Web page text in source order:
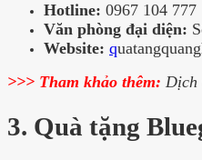
Hotline: 0967 104 777
Văn phòng đại diện:
Website: q
>>> Tham khảo thêm: Dịch
3. Quà tặng